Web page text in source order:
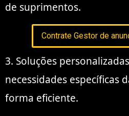
de suprimentos.
Contrate Gestor de
3. Soluções
necessidades específicas
forma eficiente.